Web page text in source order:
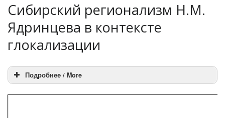
Сибирский регионализм Н.М.
Ядринцева в контексте
глокализации
Подробнее / More